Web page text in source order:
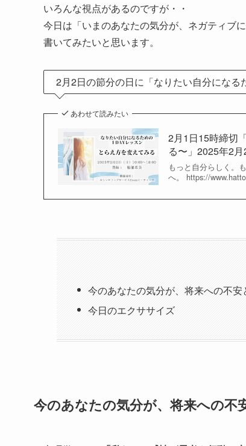
いろんな視点があるのですが・・
今日は「いまのあなたの気分が、ネガティブ
書いてみたいと思います。
2月2日の節分の日に「なりたい自分になる
あわせて読みたい
2月1日15時締切
る〜」2025年2
もっと自分らしく。
へ。 https://
今のあなたの気分が、将来への不安
今日のエクササイズ
今のあなたの気分が、将来への不